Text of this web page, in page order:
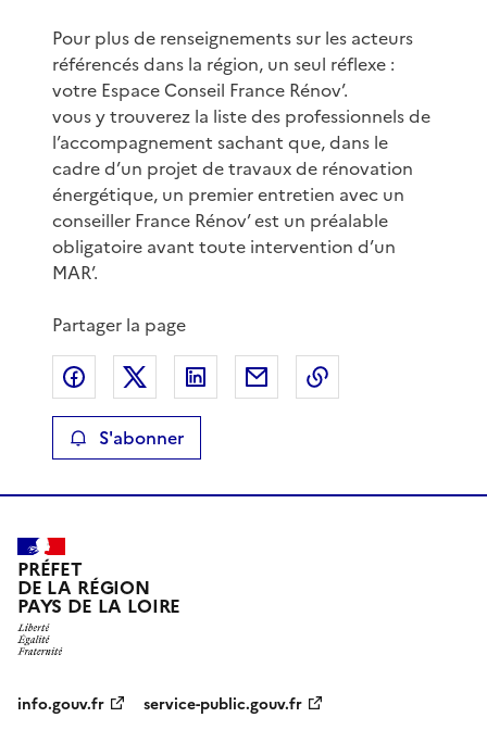
Pour plus de renseignements sur les acteurs
référencés dans la région, un seul réflexe :
votre Espace Conseil France Rénov’.
vous y trouverez la liste des professionnels de
l’accompagnement sachant que, dans le
cadre d’un projet de travaux de rénovation
énergétique, un premier entretien avec un
conseiller France Rénov’ est un préalable
obligatoire avant toute intervention d’un
MAR’.
Partager la page
Partager sur Facebook
Partager sur XPartager sur LinkedIn
Partager par email
S'abonner
PRÉFET
DE LA RÉGION
PAYS DE LA LOIRE
info.gouv.fr service-public.gouv.fr